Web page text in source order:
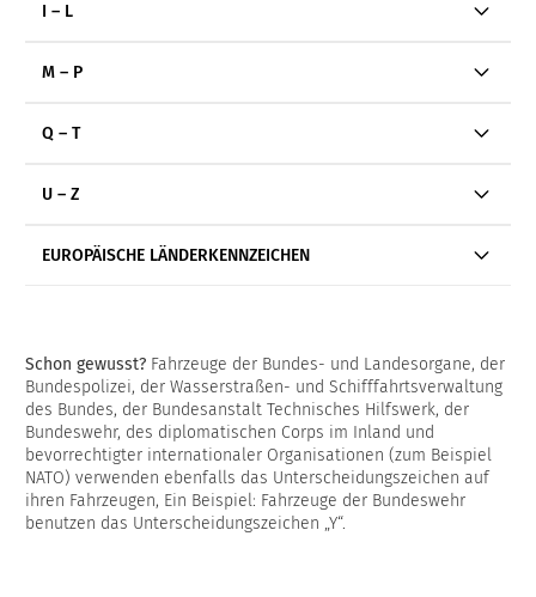
I – L
M – P
Q – T
U – Z
EUROPÄISCHE LÄNDERKENNZEICHEN
Schon gewusst? Fahrzeuge der Bundes- und Landesorgane, der
Bundespolizei, der Wasserstraßen- und Schifffahrtsverwaltung
des Bundes, der Bundesanstalt Technisches Hilfswerk, der
Bundeswehr, des diplomatischen Corps im Inland und
bevorrechtigter internationaler Organisationen (zum Beispiel
NATO) verwenden ebenfalls das Unterscheidungszeichen auf
ihren Fahrzeugen, Ein Beispiel: Fahrzeuge der Bundeswehr
benutzen das Unterscheidungszeichen „Y“.